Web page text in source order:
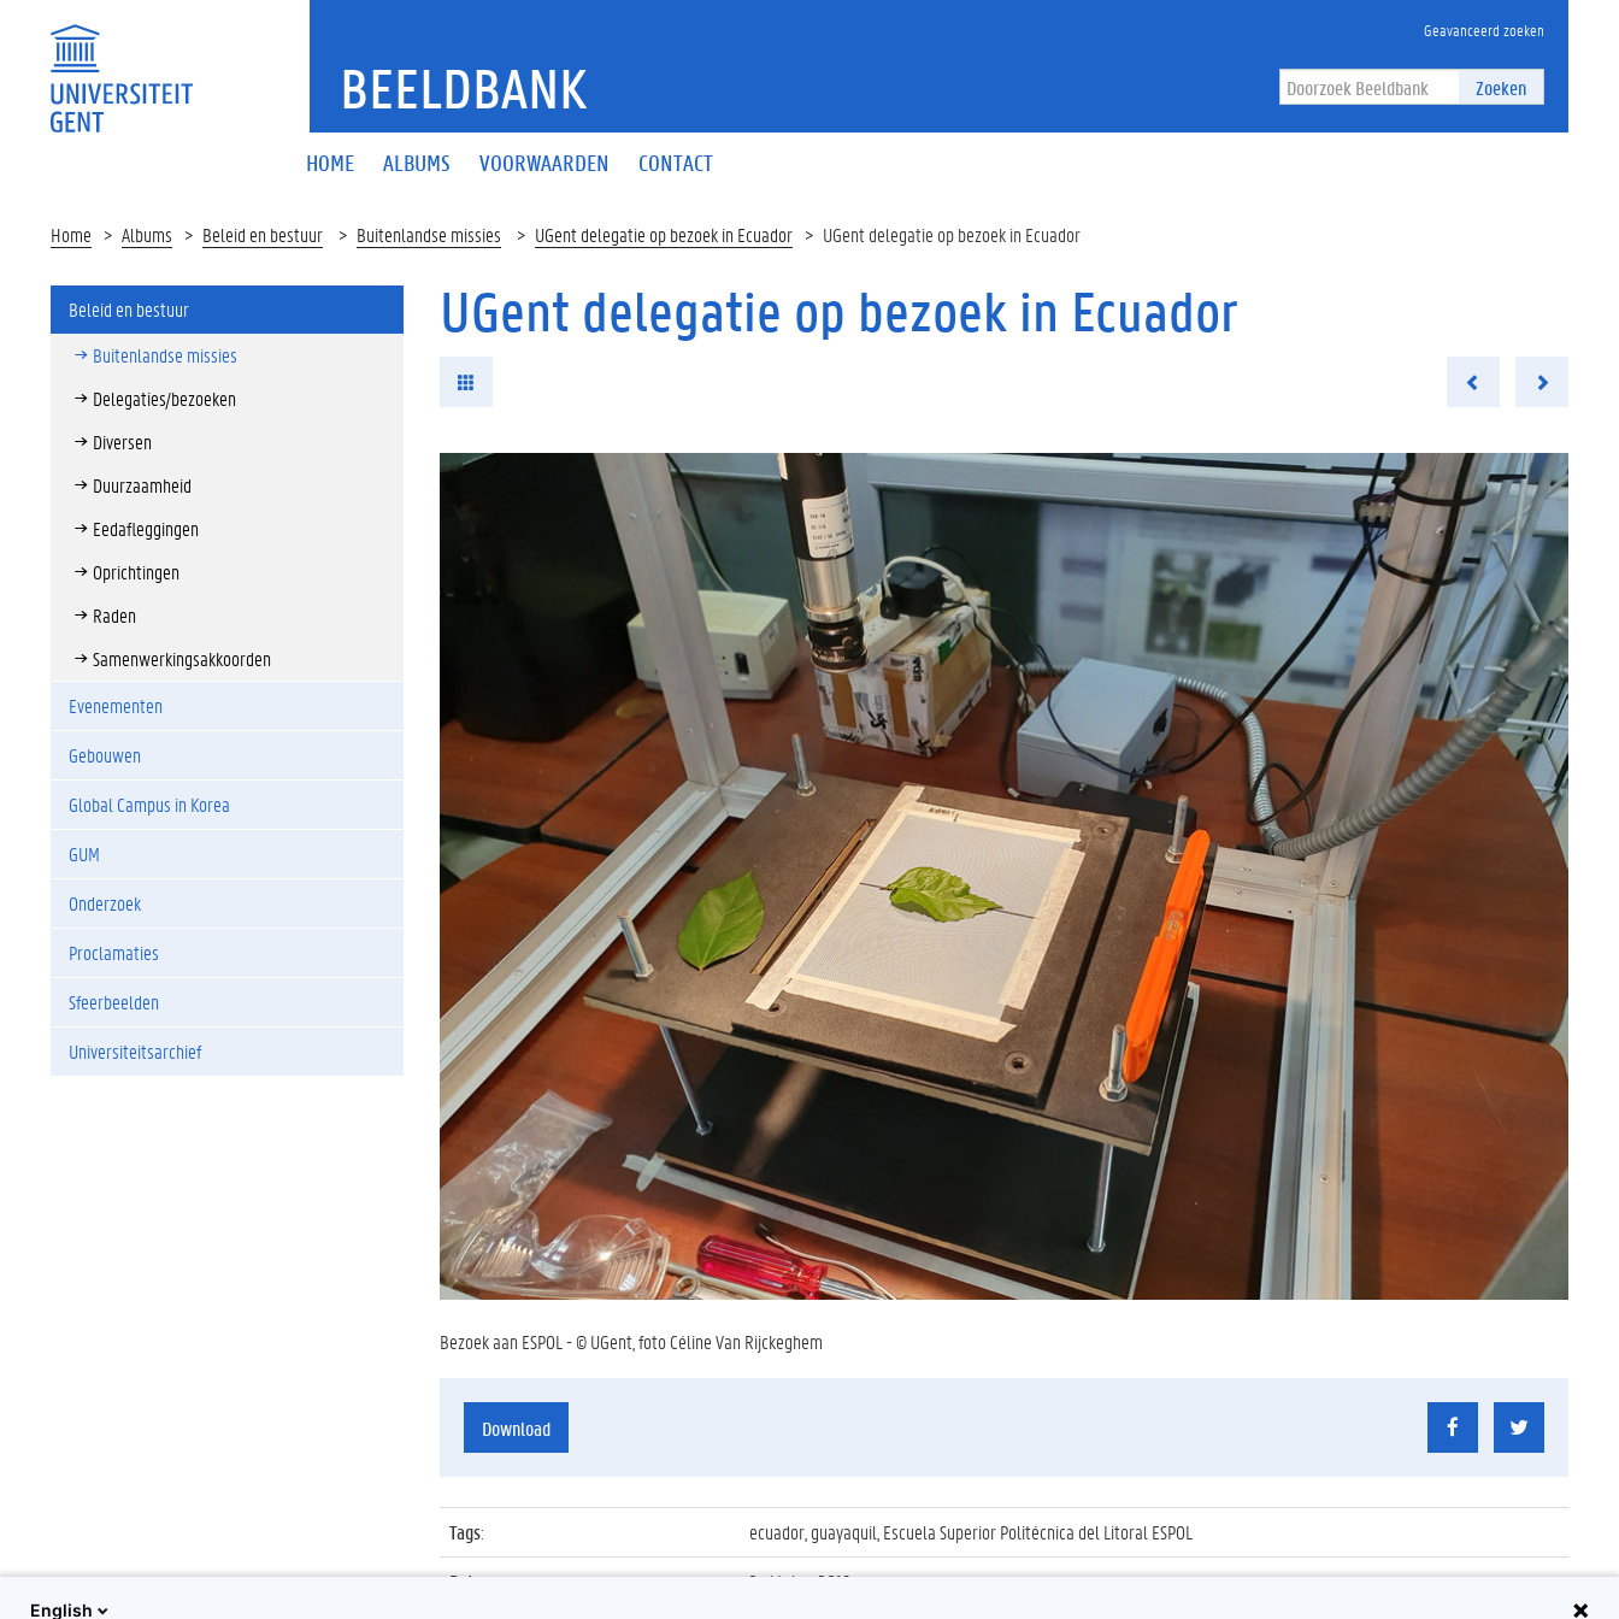
BEELDBANK
Geavanceerd zoeken
Zoeken
HOME ALBUMS VOORWAARDEN CONTACT
Home Albums Beleid en bestuur Buitenlandse missies UGent delegatie op bezoek in Ecuador UGent delegatie op bezoek in Ecuador
Beleid en bestuur
Buitenlandse missies
Delegaties/bezoeken
Diversen
Duurzaamheid
Eedafleggingen
Oprichtingen
Raden
Samenwerkingsakkoorden
Evenementen
Gebouwen
Global Campus in Korea
GUM
Onderzoek
Proclamaties
Sfeerbeelden
Universiteitsarchief
UGent delegatie op bezoek in Ecuador
Bezoek aan ESPOL - © UGent, foto Céline Van Rijckeghem
Download
Tags:
ecuador, guayaquil, Escuela Superior Politécnica del Litoral ESPOL
Datum:
2 oktober 2019
English